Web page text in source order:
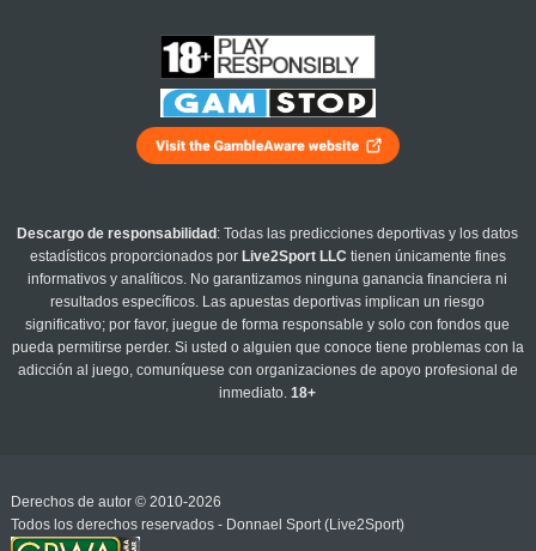
Descargo de responsabilidad : Todas las predicciones deportivas y los datos
estadísticos proporcionados por Live2Sport LLC tienen únicamente fines
informativos y analíticos. No garantizamos ninguna ganancia financiera ni
resultados específicos. Las apuestas deportivas implican un riesgo
significativo; por favor, juegue de forma responsable y solo con fondos que
pueda permitirse perder. Si usted o alguien que conoce tiene problemas con la
adicción al juego, comuníquese con organizaciones de apoyo profesional de
inmediato.18+
Derechos de autor © 2010-2026
Todos los derechos reservados - Donnael Sport (Live2Sport)